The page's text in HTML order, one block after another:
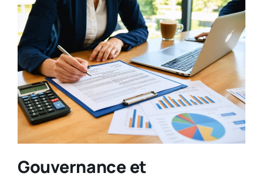
Gouvernance et